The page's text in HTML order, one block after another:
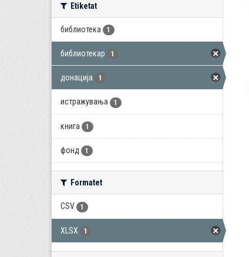
Etiketat
библиотека 1
библиотекар 1
донација 1
истражувања 1
книга 1
фонд 1
Formatet
CSV 1
XLSX 1